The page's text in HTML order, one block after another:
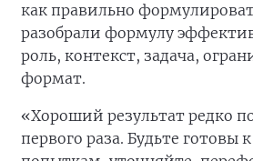
как правильно
разобрали формулу
роль, контекст, задача,
формат.
«Хороший результат редко
первого раза. Будьте готовы